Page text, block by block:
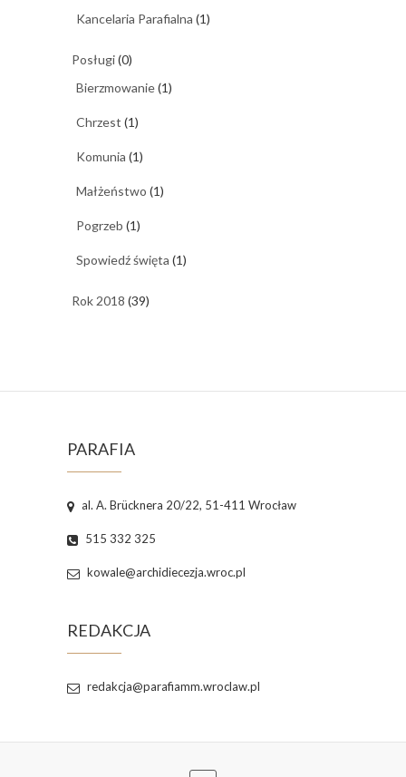
Kancelaria Parafialna (1)
Posługi(0)
Bierzmowanie(1)
Chrzest (1)
Komunia (1)
Małżeństwo (1)
Pogrzeb (1)
Spowiedź święta (1)
Rok 2018 (39)
PARAFIA
al. A. Brücknera 20/22, 51-411 Wrocław
515 332 325
kowale@archidiecezja.wroc.pl
REDAKCJA
redakcja@parafiamm.wroclaw.pl